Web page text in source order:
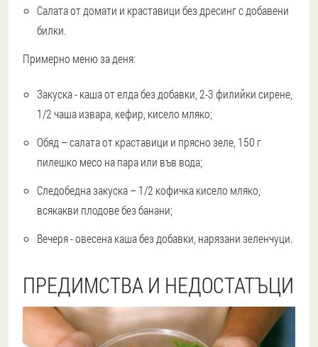
Салата от домати и краставици без дресинг с добавени
билки.
Примерно меню за деня:
Закуска - каша от елда без добавки, 2-3 филийки сирене,
1/2 чаша извара, кефир, кисело мляко;
Обяд – салата от краставици и прясно зеле, 150 г
пилешко месо на пара или във вода;
Следобедна закуска – 1/2 кофичка кисело мляко,
всякакви плодове без банани;
Вечеря - овесена каша без добавки, нарязани зеленчуци.
ПРЕДИМСТВА И НЕДОСТАТЪЦИ